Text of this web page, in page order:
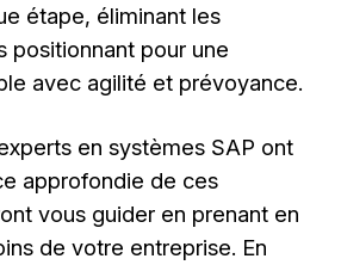
étape, éliminant les
positionnant pour une
avec agilité et prévoyance.
en systèmes SAP ont
approfondie de ces
vous guider en prenant en
de votre entreprise. En